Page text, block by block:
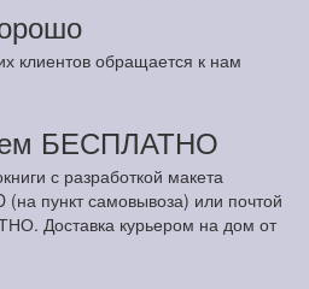
клиентов обращается к нам
БЕСПЛАТНО
с разработкой макета
(на пункт самовывоза) или почтой
Доставка курьером на дом от